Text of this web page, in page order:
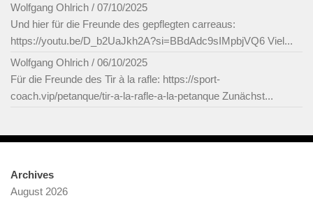
Wolfgang Ohlrich / 07/10/2025
Und hier für die Freunde des gepflegten carreaus:
https://youtu.be/D_b2UaJkh2A?si=BBdAdc9sIMpbjVQ6 Viel...
Wolfgang Ohlrich / 06/10/2025
Für die Freunde des Tir à la rafle: https://sport-
coach.vip/petanque/tir-a-la-rafle-a-la-petanque Zunächst...
Archives
August 2026